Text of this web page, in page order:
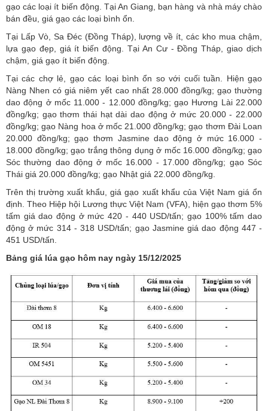
gạo các loại ít biến động. Tại An Giang, bạn hàng và nhà máy chào
bán đều, giá gạo các loại bình ổn.
Tại Lấp Vò, Sa Đéc (Đồng Tháp), lượng về ít, các kho mua chậm,
lựa gạo đẹp, giá ít biến động. Tại An Cư - Đồng Tháp, giao dịch
chậm, giá gạo ít biến động.
Tại các chợ lẻ, gạo các loại bình ổn so với cuối tuần. Hiện gạo
Nàng Nhen có giá niêm yết cao nhất 28.000 đồng/kg; gạo thường
dao động ở mốc 11.000 - 12.000 đồng/kg; gạo Hương Lài 22.000
đồng/kg; gạo thơm thái hạt dài dao động ở mức 20.000 - 22.000
đồng/kg; gạo Nàng hoa ở mốc 21.000 đồng/kg; gạo thơm Đài Loan
20.000 đồng/kg; gạo thơm Jasmine dao động ở mức 16.000 -
18.000 đồng/kg; gạo trắng thông dụng ở mốc 16.000 đồng/kg; gạo
Sóc thường dao động ở mốc 16.000 - 17.000 đồng/kg; gạo Sóc
Thái giá 20.000 đồng/kg; gạo Nhật giá 22.000 đồng/kg.
Trên thị trường xuất khẩu,giá gạo xuất khẩu của Việt Nam giá ổn
định. Theo Hiệp hội Lương thực Việt Nam (VFA), hiện gạo thơm 5%
tấm giá dao động ở mức 420 - 440 USD/tấn; gạo 100% tấm dao
động ở mức 314 - 318 USD/tấn; gạo Jasmine giá dao động 447 -
451 USD/tấn.
Bảng giá lúa gạo hôm nay ngày 15/12/2025